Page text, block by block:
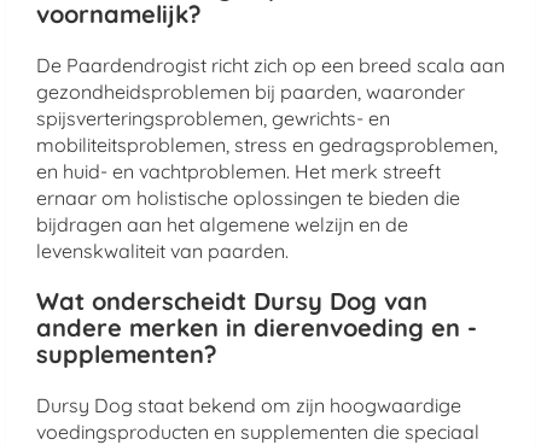
voornamelijk?
De Paardendrogist richt zich op een breed scala aan
gezondheidsproblemen bij paarden, waaronder
spijsverteringsproblemen, gewrichts- en
mobiliteitsproblemen, stress en gedragsproblemen,
en huid- en vachtproblemen. Het merk streeft
ernaar om holistische oplossingen te bieden die
bijdragen aan het algemene welzijn en de
levenskwaliteit van paarden.
Wat onderscheidt Dursy Dog van
andere merken in dierenvoeding en -
supplementen?
Dursy Dog staat bekend om zijn hoogwaardige
voedingsproducten en supplementen die speciaal